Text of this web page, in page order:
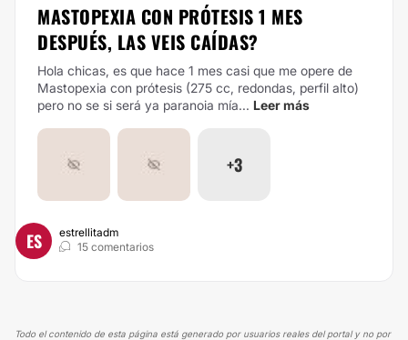
MASTOPEXIA CON PRÓTESIS 1 MES
DESPUÉS, LAS VEIS CAÍDAS?
Hola chicas, es que hace 1 mes casi que me opere de
Mastopexia con prótesis (275 cc, redondas, perfil alto)
pero no se si será ya paranoia mía... Leer más
+3
ES
estrellitadm
15 comentarios
Todo el contenido de esta página está generado por usuarios reales del portal y no por